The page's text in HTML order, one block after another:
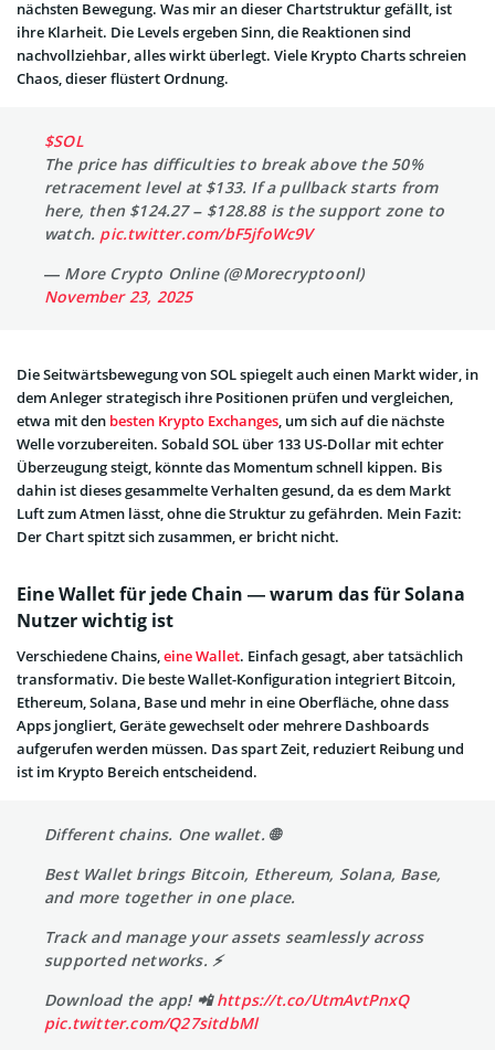
nächsten Bewegung. Was mir an dieser Chartstruktur gefällt, ist
ihre Klarheit. Die Levels ergeben Sinn, die Reaktionen sind
nachvollziehbar, alles wirkt überlegt. Viele Krypto Charts schreien
Chaos, dieser flüstert Ordnung.
$SOL
The price has difficulties to break above the 50%
retracement level at $133. If a pullback starts from
here, then $124.27 – $128.88 is the support zone to
watch. pic.twitter.com/bF5jfoWc9V
— More Crypto Online (@Morecryptoonl)
November 23, 2025
Die Seitwärtsbewegung von SOL spiegelt auch einen Markt wider, in
dem Anleger strategisch ihre Positionen prüfen und vergleichen,
etwa mit den besten Krypto Exchanges, um sich auf die nächste
Welle vorzubereiten. Sobald SOL über 133 US-Dollar mit echter
Überzeugung steigt, könnte das Momentum schnell kippen. Bis
dahin ist dieses gesammelte Verhalten gesund, da es dem Markt
Luft zum Atmen lässt, ohne die Struktur zu gefährden. Mein Fazit:
Der Chart spitzt sich zusammen, er bricht nicht.
Eine Wallet für jede Chain — warum das für Solana
Nutzer wichtig ist
Verschiedene Chains,eine Wallet. Einfach gesagt, aber tatsächlich
transformativ. Die beste Wallet-Konfiguration integriert Bitcoin,
Ethereum, Solana, Base und mehr in eine Oberfläche, ohne dass
Apps jongliert, Geräte gewechselt oder mehrere Dashboards
aufgerufen werden müssen. Das spart Zeit, reduziert Reibung und
ist im Krypto Bereich entscheidend.
Different chains. One wallet. 🌐
Best Wallet brings Bitcoin, Ethereum, Solana, Base,
and more together in one place.
Track and manage your assets seamlessly across
supported networks. ⚡️
Download the app! 📲https://t.co/UtmAvtPnxQ
pic.twitter.com/Q27sitdbMl